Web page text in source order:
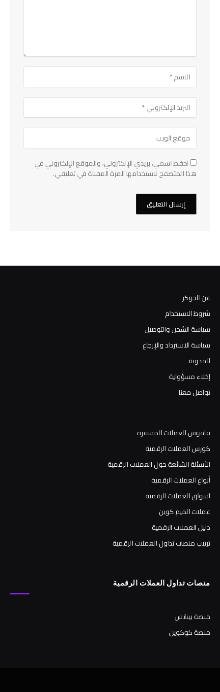
احفظ اسمي، بريدي الإلكتروني، والموقع الإلكتروني في
هذا المتصفح لاستخدامها المرة المقبلة في تعليقي.
عن الجوكر
شروط الاستخدام
سياسة الشحن والتوصيل
سياسة الاسترداد والإرجاع
المدونة
إخلاء مسؤولية
تواصل معنا
قاموس العملات المشفرة
كورس العملات الرقمية
الأسئلة الشائعة حول العملات الرقمية
أنواع العملات الرقمية
اسواق العملات الرقمية
عملات الميم كوين
دليل العملات الرقمية
ترتيب منصات تداول العملات الرقمية
منصات تداول العملات الرقمية
منصة بينانس
منصة كوكوين